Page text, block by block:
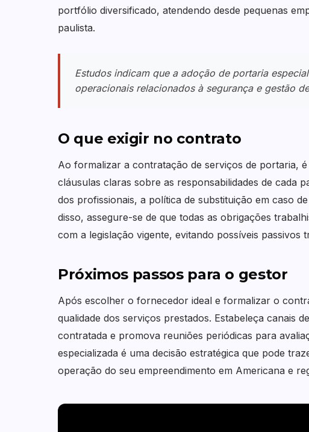
portfólio diversificado, atendendo desde pequenas
paulista.
Estudos indicam que a adoção de portaria
operacionais relacionados à segurança e gestão
O que exigir no contrato
Ao formalizar a contratação de serviços de portaria,
cláusulas claras sobre as responsabilidades de cada
dos profissionais, a política de substituição em caso
disso, assegure-se de que todas as obrigações
com a legislação vigente, evitando possíveis passivos
Próximos passos para o gestor
Após escolher o fornecedor ideal e formalizar o
qualidade dos serviços prestados. Estabeleça canais
contratada e promova reuniões periódicas para
especializada é uma decisão estratégica que pode
operação do seu empreendimento em Americana e